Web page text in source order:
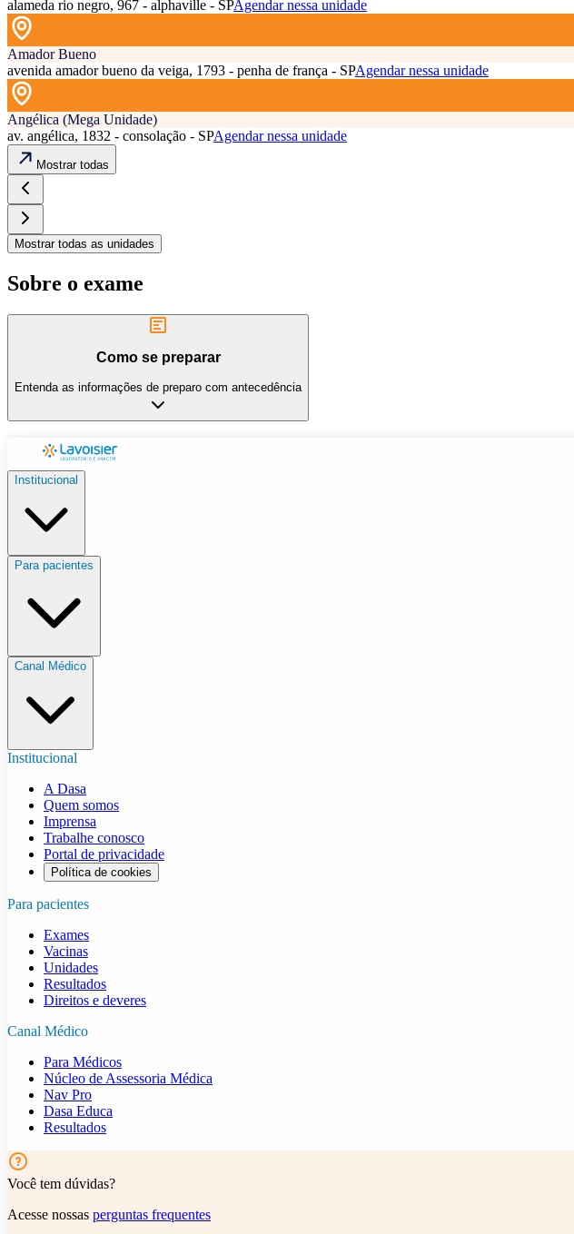
alameda rio negro, 967 - alphaville - SPAgendar nessa unidade
Amador Bueno
avenida amador bueno da veiga, 1793 - penha de frança - SPAgendar nessa unidade
Angélica (Mega Unidade)
av. angélica, 1832 - consolação - SPAgendar nessa unidade
Mostrar todas
Mostrar todas as unidades
Sobre o exame
Como se preparar
Entenda as informações de preparo com antecedência
Institucional
Para pacientes
Canal Médico
Institucional
A Dasa
Quem somos
Imprensa
Trabalhe conosco
Portal de privacidade
Política de cookies
Para pacientes
Exames
Vacinas
Unidades
Resultados
Direitos e deveres
Canal Médico
Para Médicos
Núcleo de Assessoria Médica
Nav Pro
Dasa Educa
Resultados
Você tem dúvidas?
Acesse nossas perguntas frequentes